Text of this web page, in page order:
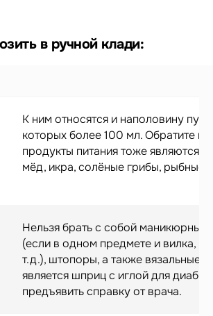
в ручной клади:
К ним относятся и наполовину
которых более 100 мл. Обратите
продукты питания тоже являются
мёд, икра, солёные грибы, рыбные
Нельзя брать с собой маникюрные
(если в одном предмете и вилка, и
т.д.), штопоры, а также вязальные
является шприц с иглой для
предъявить справку от врача.